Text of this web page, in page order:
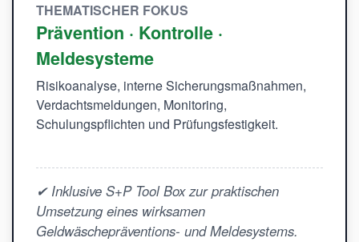
THEMATISCHER FOKUS
Prävention · Kontrolle ·
Meldesysteme
Risikoanalyse, interne Sicherungsmaßnahmen,
Verdachtsmeldungen, Monitoring,
Schulungspflichten und Prüfungsfestigkeit.
✔ Inklusive S+P Tool Box zur praktischen
Umsetzung eines wirksamen
Geldwäschepräventions- und Meldesystems.